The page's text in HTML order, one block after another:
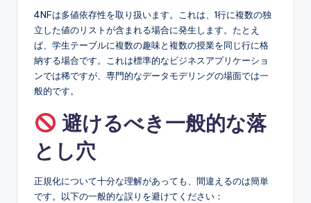
4NFは多値依存性を取り扱います。これは、1行に複数の独
立した値のリストが含まれる場合に発生します。たとえ
ば、学生テーブルに複数の趣味と複数の授業を同じ行に格
納する場合です。これは標準的なビジネスアプリケーショ
ンでは稀ですが、専門的なデータモデリングの場面では一
般的です。
避けるべき一般的な落
とし穴
正規化について十分な理解があっても、間違えるのは簡単
です。以下の一般的な誤りを避けてください：